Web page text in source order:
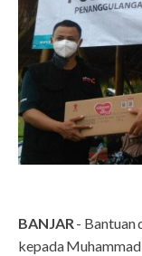
BANJAR - Bantuan
kepada